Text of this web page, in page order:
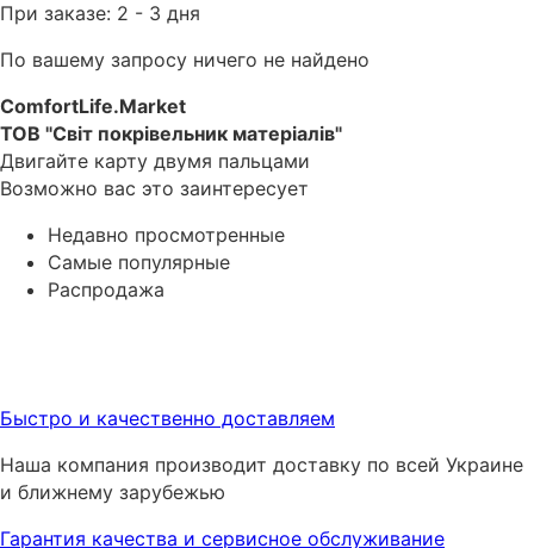
При заказе: 2 - 3 дня
По вашему запросу ничего не найдено
ComfortLife.Market
ТОВ "Світ покрівельник матеріалів"
Двигайте карту двумя пальцами
Возможно вас это заинтересует
Недавно просмотренные
Самые популярные
Распродажа
Быстро и качественно доставляем
Наша компания производит доставку по всей Украине
и ближнему зарубежью
Гарантия качества и сервисное обслуживание